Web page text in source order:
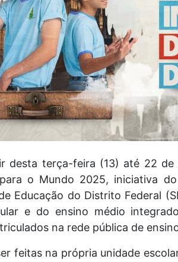
desta terça-feira (13) até 22 de
o Mundo 2025, iniciativa
Educação do Distrito Federal
e do ensino médio
na rede pública de
feitas na própria unidade